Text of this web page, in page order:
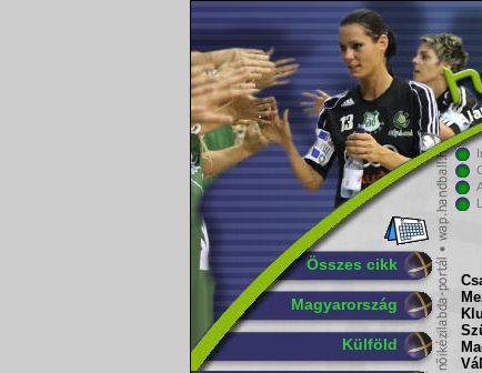
Összes cikk
Magyarország
Külföld